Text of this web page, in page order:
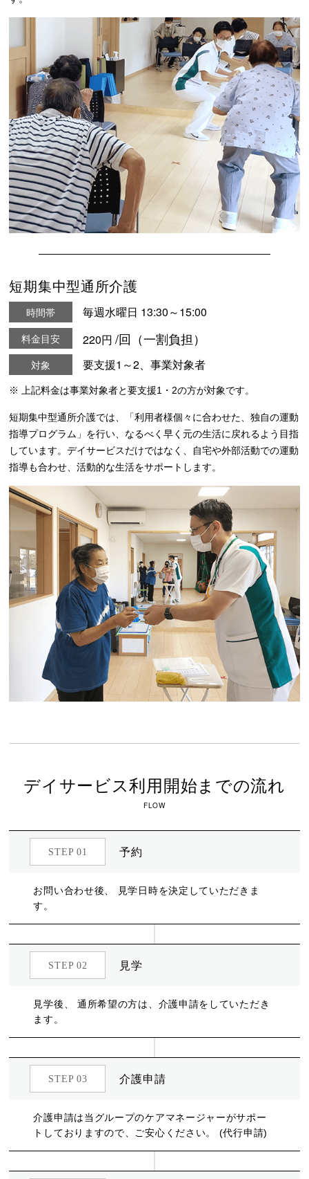
短期集中型通所介護
時間帯 毎週水曜日 13:30～15:00
料金目安 220円/回（一割負担）
対象 要支援1～2、事業対象者
※ 上記料金は事業対象者と要支援1・2の方が対象です。
短期集中型通所介護では、「利用者様個々に合わせた、独自の運動
指導プログラム」を行い、なるべく早く元の生活に戻れるよう目指
しています。デイサービスだけではなく、自宅や外部活動での運動
指導も合わせ、活動的な生活をサポートします。
デイサービス利用開始までの流れ
FLOW
STEP 01 予約
お問い合わせ後、 見学日時を決定していただきま
す。
STEP 02 見学
見学後、 通所希望の方は、介護申請をしていただき
ます。
STEP 03 介護申請
介護申請は当グループのケアマネージャーがサポー
トしておりますので、ご安心ください。 (代行申請)